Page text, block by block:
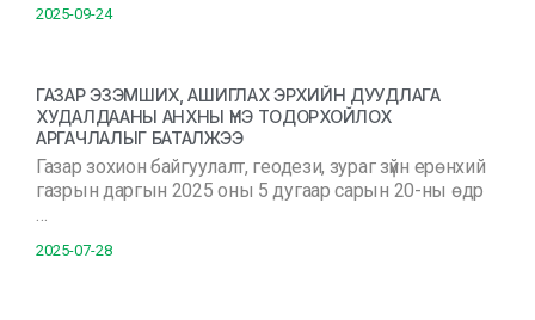
2025-09-24
ГАЗАР ЭЗЭМШИХ, АШИГЛАХ ЭРХИЙН ДУУДЛАГА
ХУДАЛДААНЫ АНХНЫ ҮНЭ ТОДОРХОЙЛОХ
АРГАЧЛАЛЫГ БАТАЛЖЭЭ
Газар зохион байгуулалт, геодези, зураг зүйн ерөнхий
газрын даргын 2025 оны 5 дугаар сарын 20-ны өдр
…
2025-07-28